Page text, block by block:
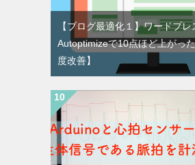
【ブログ最適化１】ワードプ
Autoptimizeで10点ほど上がっ
度改善】